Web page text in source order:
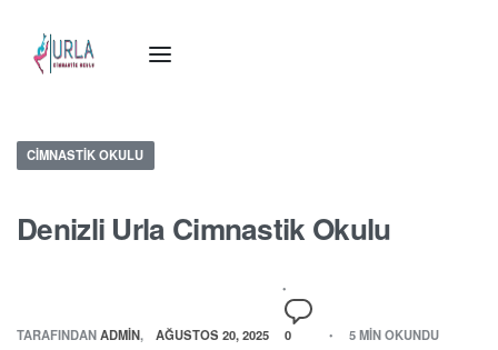
CIMNASTIK OKULU
Denizli Urla Cimnastik Okulu
TARAFINDANADMIN AĞUSTOS 20, 2025 0 5 MIN OKUNDU